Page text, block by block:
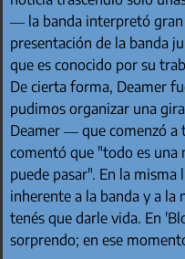
— la banda interpretó
presentación de la banda
que es conocido por su
De cierta forma, Deamer
pudimos organizar una
Deamer — que comenzó a
comentó que "todo es una
puede pasar". En la
inherente a la banda y a la
tenés que darle vida. En
sorprendo; en ese